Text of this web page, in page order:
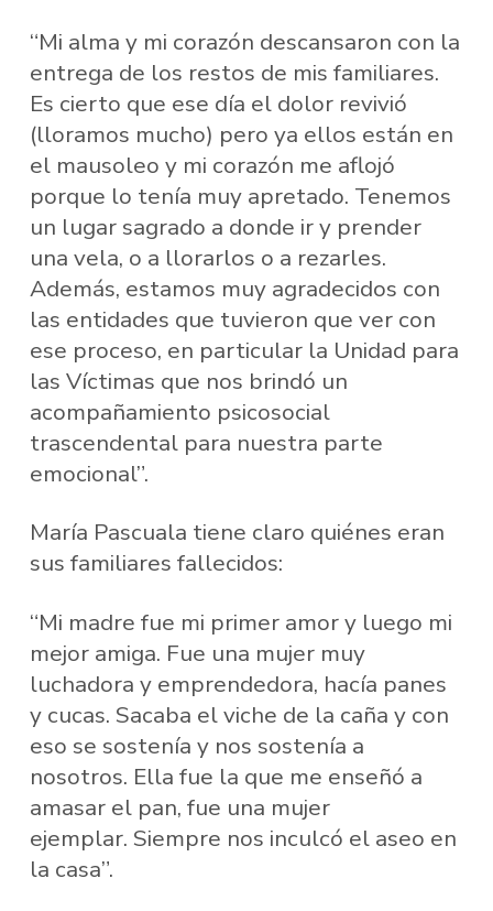
“Mi alma y mi corazón descansaron con la
entrega de los restos de mis familiares.
Es cierto que ese día el dolor revivió
(lloramos mucho) pero ya ellos están en
el mausoleo y mi corazón me aflojó
porque lo tenía muy apretado. Tenemos
un lugar sagrado a donde ir y prender
una vela, o a llorarlos o a rezarles.
Además, estamos muy agradecidos con
las entidades que tuvieron que ver con
ese proceso, en particular la Unidad para
las Víctimas que nos brindó un
acompañamiento psicosocial
trascendental para nuestra parte
emocional”.
María Pascuala tiene claro quiénes eran
sus familiares fallecidos:
“Mi madre fue mi primer amor y luego mi
mejor amiga. Fue una mujer muy
luchadora y emprendedora, hacía panes
y cucas. Sacaba el viche de la caña y con
eso se sostenía y nos sostenía a
nosotros. Ella fue la que me enseñó a
amasar el pan, fue una mujer
ejemplar. Siempre nos inculcó el aseo en
la casa”.